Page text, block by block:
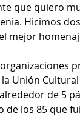
que quiero
Hicimos
mejor
Unión
de 5
de los 85 que